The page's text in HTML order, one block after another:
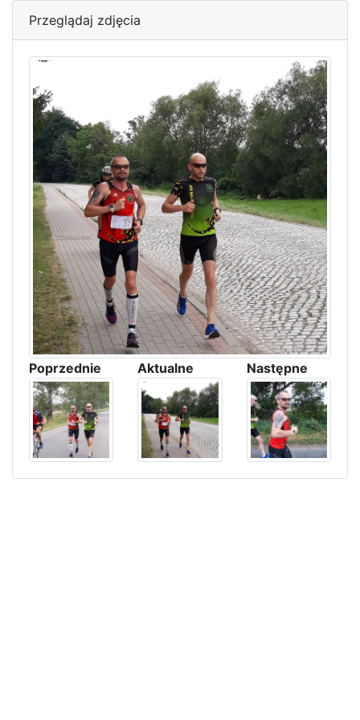
Przeglądaj zdjęcia
Poprzednie Aktualne Następne